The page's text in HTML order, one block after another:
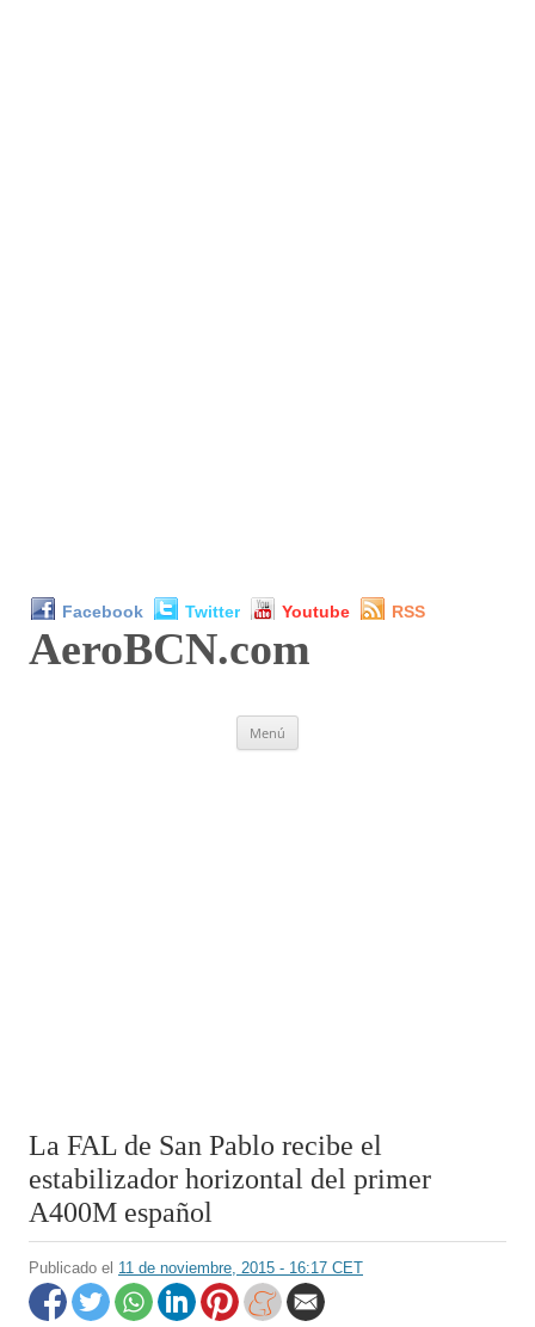
Facebook Twitter Youtube RSS
AeroBCN.com
Menú
La FAL de San Pablo recibe el
estabilizador horizontal del primer
A400M español
Publicado el 11 de noviembre, 2015 - 16:17 CET